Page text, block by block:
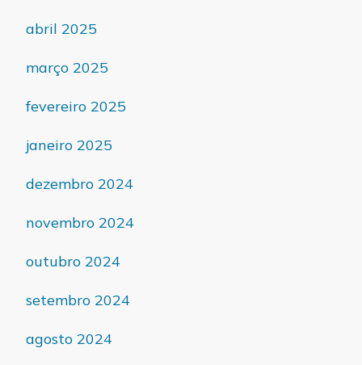
abril 2025
março 2025
fevereiro 2025
janeiro 2025
dezembro 2024
novembro 2024
outubro 2024
setembro 2024
agosto 2024